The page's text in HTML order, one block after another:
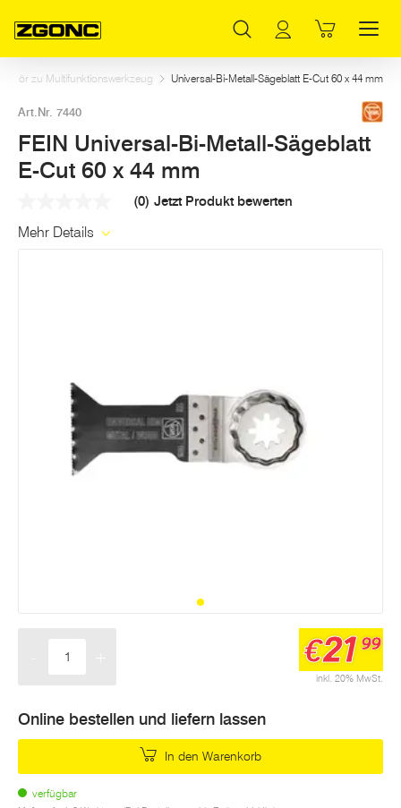
zu Multifunktionswerkzeug Universal-Bi-Metall-Sägeblatt E-Cut 60 x 44 mm
Art.Nr. 7440
FEIN Universal-Bi-Metall-Sägeblatt
E-Cut 60 x 44 mm
Link
(0) Jetzt Produkt bewerten
Mehr Details
inkl. 20% MwSt.
€21 99
Online bestellen und liefern lassen
In den Warenkorb
verfügbar